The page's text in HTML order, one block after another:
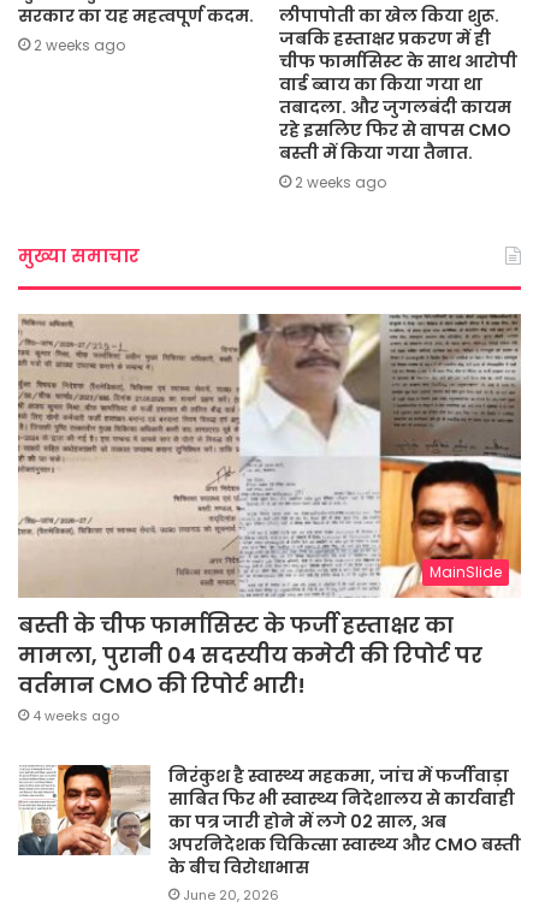
सरकार का यह महत्वपूर्ण कदम.
2 weeks ago
लीपापोती का खेल किया शुरू.
जबकि हस्ताक्षर प्रकरण में ही
चीफ फार्मासिस्ट के साथ आरोपी
वार्ड ब्वाय का किया गया था
तबादला. और जुगलबंदी कायम
रहे इसलिए फिर से वापस CMO
बस्ती में किया गया तैनात.
2 weeks ago
मुख्या समाचार
MainSlide
बस्ती के चीफ फार्मासिस्ट के फर्जी हस्ताक्षर का
मामला, पुरानी 04 सदस्यीय कमेटी की रिपोर्ट पर
वर्तमान CMO की रिपोर्ट भारी!
4 weeks ago
निरंकुश है स्वास्थ्य महकमा, जांच में फर्जीवाड़ा
साबित फिर भी स्वास्थ्य निदेशालय से कार्यवाही
का पत्र जारी होने में लगे 02 साल, अब
अपरनिदेशक चिकित्सा स्वास्थ्य और CMO बस्ती
के बीच विरोधाभास
June 20, 2026